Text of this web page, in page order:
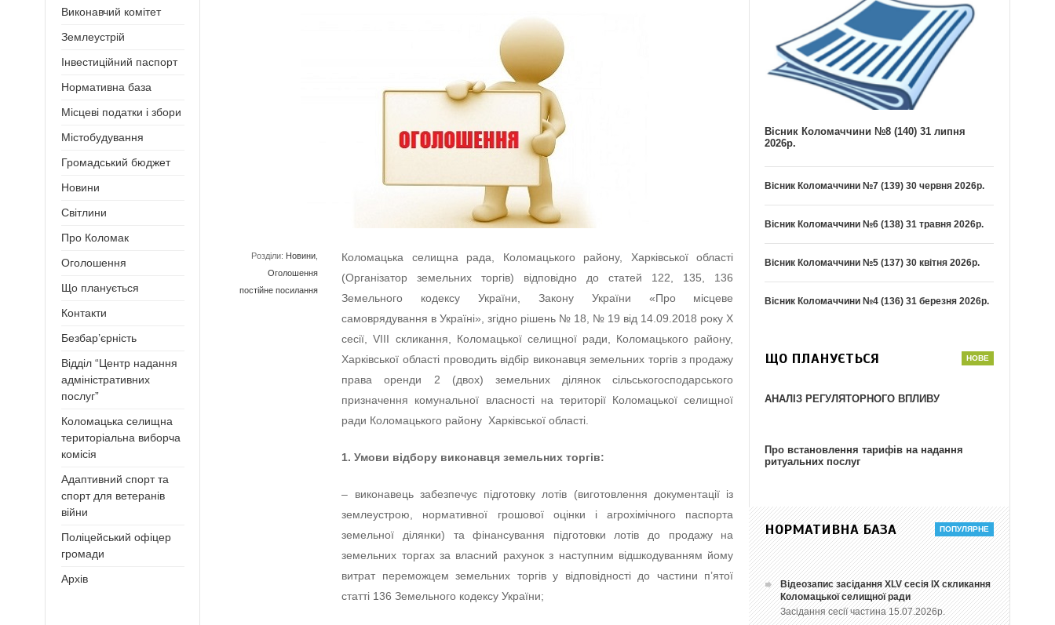
Розділи: Новини
Оголошення
постійне посилання
Коломацька селищна рада, Коломацького району, Харківської області
(Організатор земельних торгів) відповідно до статей 122, 135, 136
Земельного кодексу України, Закону України «Про місцеве
самоврядування в Україні», згідно рішень № 18, № 19 від 14.09.2018 року X
сесії, VIII скликання, Коломацької селищної ради, Коломацького району,
Харківської області проводить відбір виконавця земельних торгів з продажу
права оренди 2 (двох) земельних ділянок сільськогосподарського
призначення комунальної власності на території Коломацької селищної
ради Коломацького району Харківської області.
1. Умови відбору виконавця земельних торгів:
– виконавець забезпечує підготовку лотів (виготовлення документації із
землеустрою, нормативної грошової оцінки і агрохімічного паспорта
земельної ділянки) та фінансування підготовки лотів до продажу на
земельних торгах за власний рахунок з наступним відшкодуванням йому
витрат переможцем земельних торгів у відповідності до частини п’ятої
статті 136 Земельного кодексу України;
Виконавчий комітет
Землеустрій
Інвестиційний паспорт
Нормативна база
Місцеві податки і збори
Містобудування
Громадський бюджет
Новини
Світлини
Про Коломак
Оголошення
Що планується
Контакти
Безбар’єрність
Відділ “Центр надання
адміністративних
послуг”
Коломацька селищна
територіальна виборча
комісія
Адаптивний спорт та
спорт для ветеранів
війни
Поліцейський офіцер
громади
Архів
Вісник Коломаччини №8 (140) 31 липня
2026р.
Вісник Коломаччини №7 (139) 30 червня 2026р.
Вісник Коломаччини №6 (138) 31 травня 2026р.
Вісник Коломаччини №5 (137) 30 квітня 2026р.
Вісник Коломаччини №4 (136) 31 березня 2026р.
ЩО ПЛАНУЄТЬСЯ
АНАЛІЗ РЕГУЛЯТОРНОГО ВПЛИВУ
Про встановлення тарифів на надання
ритуальних послуг
НОРМАТИВНА БАЗА
Відеозапис засідання ХLV сесія ІХ скликання
Коломацької селищної ради
Засідання сесії частина 15.07.2026р.